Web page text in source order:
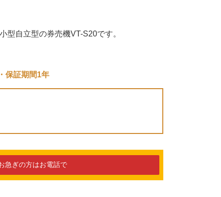
型自立型の券売機VT-S20です。
証期間1年
急ぎの方はお電話で